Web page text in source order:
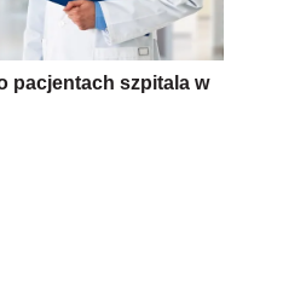
pacjentach szpitala w